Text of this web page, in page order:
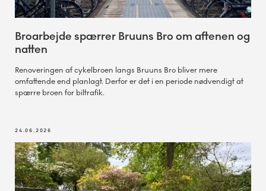
Broarbejde spærrer Bruuns Bro om aftenen og
natten
Renoveringen af cykelbroen langs Bruuns Bro bliver mere
omfattende end planlagt. Derfor er det i en periode nødvendigt at
spærre broen for biltrafik.
24.06.2026